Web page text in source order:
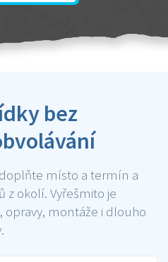
bez
místo a termín a
z okolí. Vyřešmito je
montáže i dlouho